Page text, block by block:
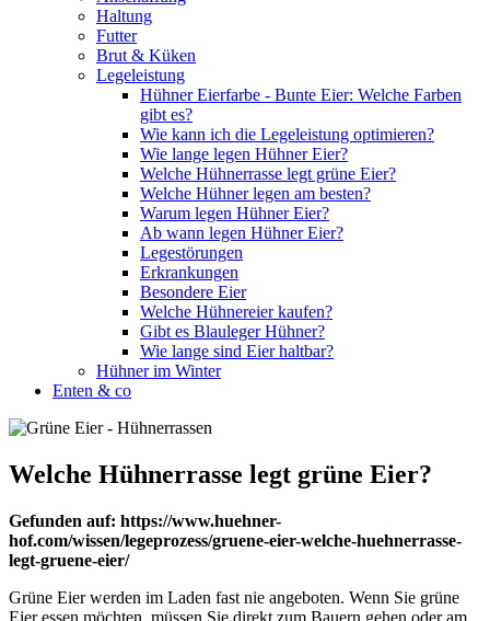
Haltung
Futter
Brut & Küken
Legeleistung
Hühner Eierfarbe - Bunte Eier: Welche Farben
gibt es?
Wie kann ich die Legeleistung optimieren?
Wie lange legen Hühner Eier?
Welche Hühnerrasse legt grüne Eier?
Welche Hühner legen am besten?
Warum legen Hühner Eier?
Ab wann legen Hühner Eier?
Legestörungen
Erkrankungen
Besondere Eier
Welche Hühnereier kaufen?
Gibt es Blauleger Hühner?
Wie lange sind Eier haltbar?
Hühner im Winter
Enten & co
Welche Hühnerrasse legt grüne Eier?
Gefunden auf: https://www.huehner-
hof.com/wissen/legeprozess/gruene-eier-welche-huehnerrasse-
legt-gruene-eier/
Grüne Eier werden im Laden fast nie angeboten. Wenn Sie grüne
Eier essen möchten, müssen Sie direkt zum Bauern gehen oder am